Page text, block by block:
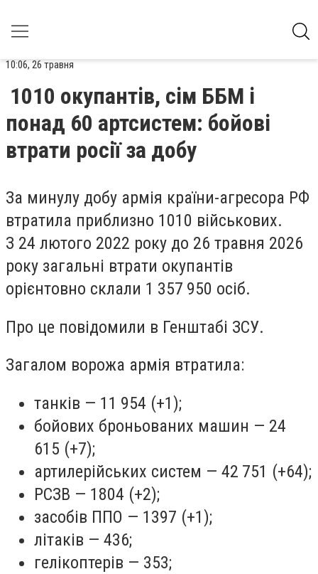
10:06, 26 травня
1010 окупантів, сім ББМ і
понад 60 артсистем: бойові
втрати росії за добу
За минулу добу армія країни-агресора РФ
втратила приблизно 1010 військових.
З 24 лютого 2022 року до 26 травня 2026
року загальні втрати окупантів
орієнтовно склали 1 357 950 осіб.
Про це повідомили в Генштабі ЗСУ.
Загалом ворожа армія втратила:
танків — 11 954 (+1);
бойових броньованих машин — 24
615 (+7);
артилерійських систем — 42 751 (+64);
РСЗВ — 1804 (+2);
засобів ППО — 1397 (+1);
літаків — 436;
гелікоптерів — 353;